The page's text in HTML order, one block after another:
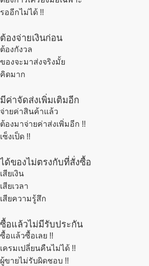
รออีกไม่ได้ !!
ต้องจ่ายเงินก่อน
ต้องกังวล
ของจะมาส่งจริงมั้ย
คิดมาก
มีค่าจัดส่งเพิ่มเติมอีก
จ่ายค่าสินค้าแล้ว
ต้องมาจ่ายค่าส่งเพิ่มอีก !!
เซ็งเป็ด !!
ได้ของไม่ตรงกับที่สั่งซื้อ
เสียเงิน
เสียเวลา
เสียความรู้สึก
ซื้อแล้วไม่มีรับประกัน
ซื้อแล้วซื้อเลย !!
เครมเปลี่ยนคืนไม่ได้ !!
ผู้ขายไม่รับผิดชอบ !!